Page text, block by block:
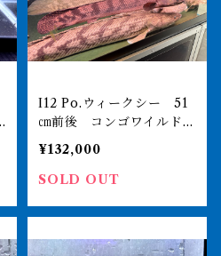
I12 Po.ウィークシー 51
㎝前後 コンゴワイルド
薬浴完了済
¥132,000
SOLD OUT